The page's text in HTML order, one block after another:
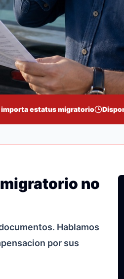
importa estatus migratorio
no
Hablamos
por sus